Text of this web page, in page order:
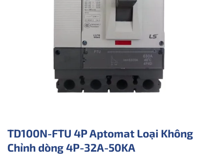
TD100N-FTU 4P Aptomat Loại Không
Chỉnh dòng 4P-32A-50KA